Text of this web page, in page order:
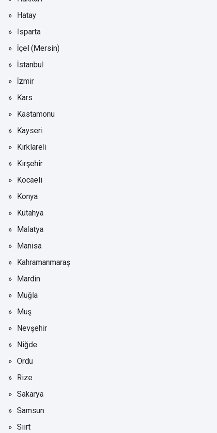
Hatay
Isparta
İçel (Mersin)
İstanbul
İzmir
Kars
Kastamonu
Kayseri
Kırklareli
Kırşehir
Kocaeli
Konya
Kütahya
Malatya
Manisa
Kahramanmaraş
Mardin
Muğla
Muş
Nevşehir
Niğde
Ordu
Rize
Sakarya
Samsun
Siirt